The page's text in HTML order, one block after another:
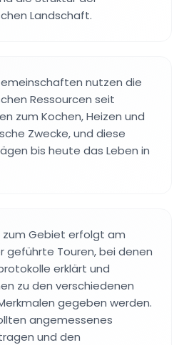
Landschaft.
nutzen die
Ressourcen seit
zum Kochen, Heizen und
Zwecke, und diese
bis heute das Leben in
zum Gebiet erfolgt am
geführte Touren, bei denen
erklärt und
zu den verschiedenen
gegeben werden.
angemessenes
und den